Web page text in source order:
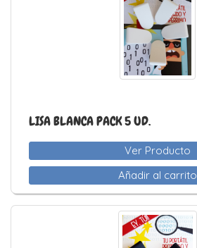
LISA BLANCA PACK 5 UD.
Ver Producto
Añadir al carrito